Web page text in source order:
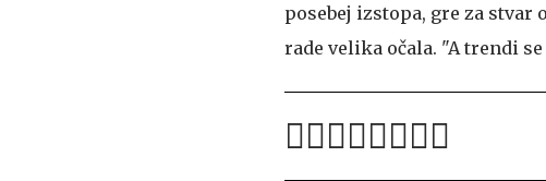
posebej izstopa, gre za stvar
rade velika očala. "A trendi